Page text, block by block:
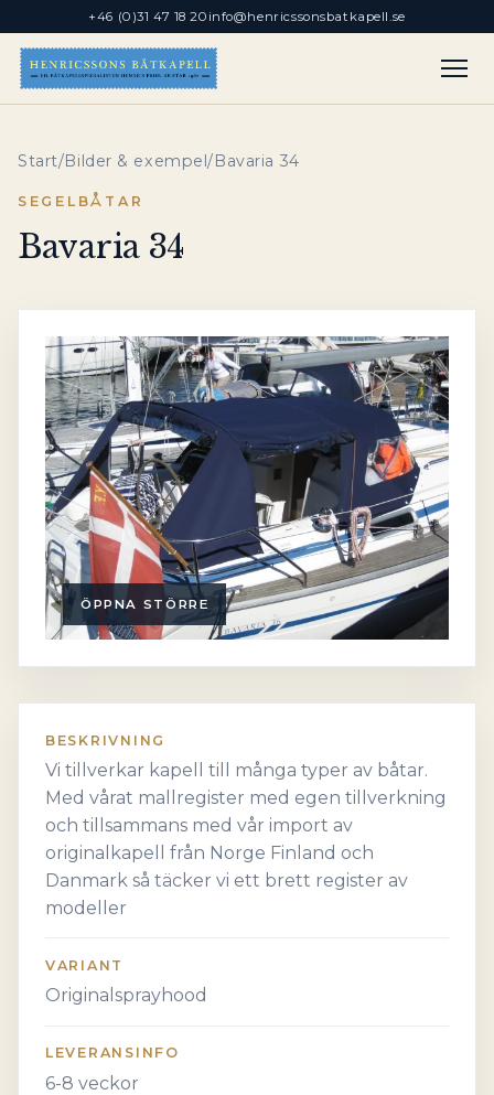
+46 (0)31 47 18 20 info@henricssonsbatkapell.se
Start/Bilder & exempel/Bavaria 34
SEGELBÅTAR
Bavaria 34
ÖPPNA STÖRRE
BESKRIVNING
Vi tillverkar kapell till många typer av båtar.
Med vårat mallregister med egen tillverkning
och tillsammans med vår import av
originalkapell från Norge Finland och
Danmark så täcker vi ett brett register av
modeller
VARIANT
Originalsprayhood
LEVERANSINFO
6-8 veckor